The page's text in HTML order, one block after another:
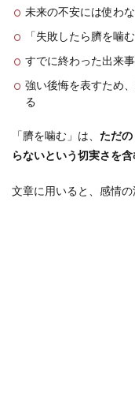
未来の不安には使わ
「失敗したら臍を噛
すでに終わった出来
強い後悔を表すため
る
「臍を噛む」は、 ただの
らないという切実さを
文章に用いると、感情の